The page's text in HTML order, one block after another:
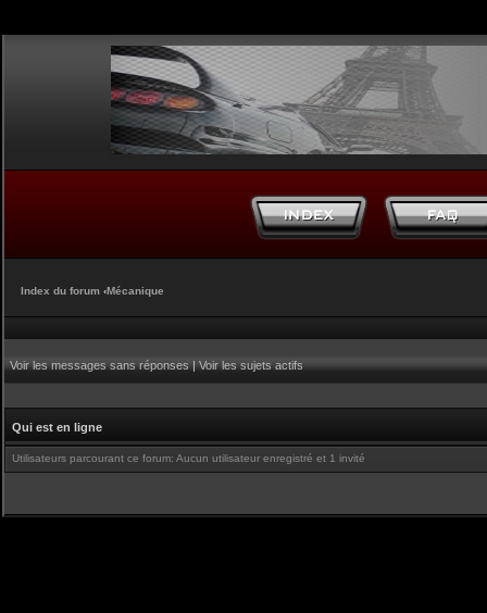
Index du forum ‹Mécanique
Voir les messages sans réponses|Voir les sujets actifs
Qui est en ligne
Utilisateurs parcourant ce forum: Aucun utilisateur enregistré et 1 invité